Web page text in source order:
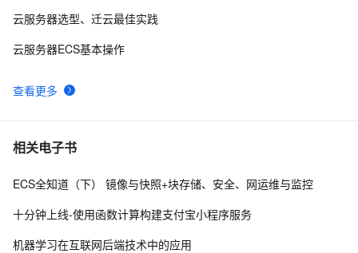
查看更多
云服务器选型、迁云最佳实践
云服务器ECS基本操作
相关电子书
ECS全知道（下） 镜像与快照+块存储、安全、网运维与监控
十分钟上线-使用函数计算构建支付宝小程序服务
机器学习在互联网后端技术中的应用